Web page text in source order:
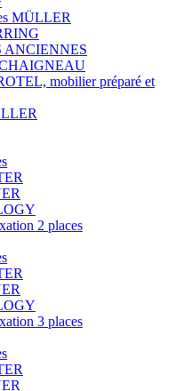
MÜLLER
ANCIENNES
CHAIGNEAU
mobilier préparé et
2 places
3 places